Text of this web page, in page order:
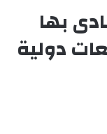
بها
دولية